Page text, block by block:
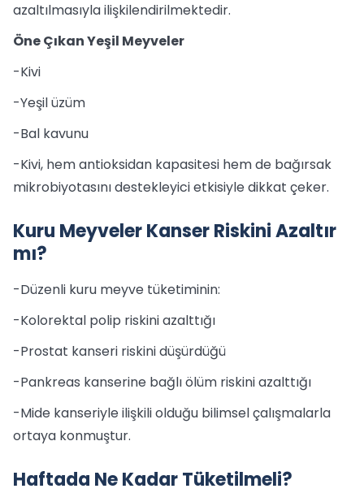
azaltılmasıyla ilişkilendirilmektedir.
Öne Çıkan Yeşil Meyveler
-Kivi
-Yeşil üzüm
-Bal kavunu
-Kivi, hem antioksidan kapasitesi hem de bağırsak
mikrobiyotasını destekleyici etkisiyle dikkat çeker.
Kuru Meyveler Kanser Riskini Azaltır
mı?
-Düzenli kuru meyve tüketiminin:
-Kolorektal polip riskini azalttığı
-Prostat kanseri riskini düşürdüğü
-Pankreas kanserine bağlı ölüm riskini azalttığı
-Mide kanseriyle ilişkili olduğu bilimsel çalışmalarla
ortaya konmuştur.
Haftada Ne Kadar Tüketilmeli?